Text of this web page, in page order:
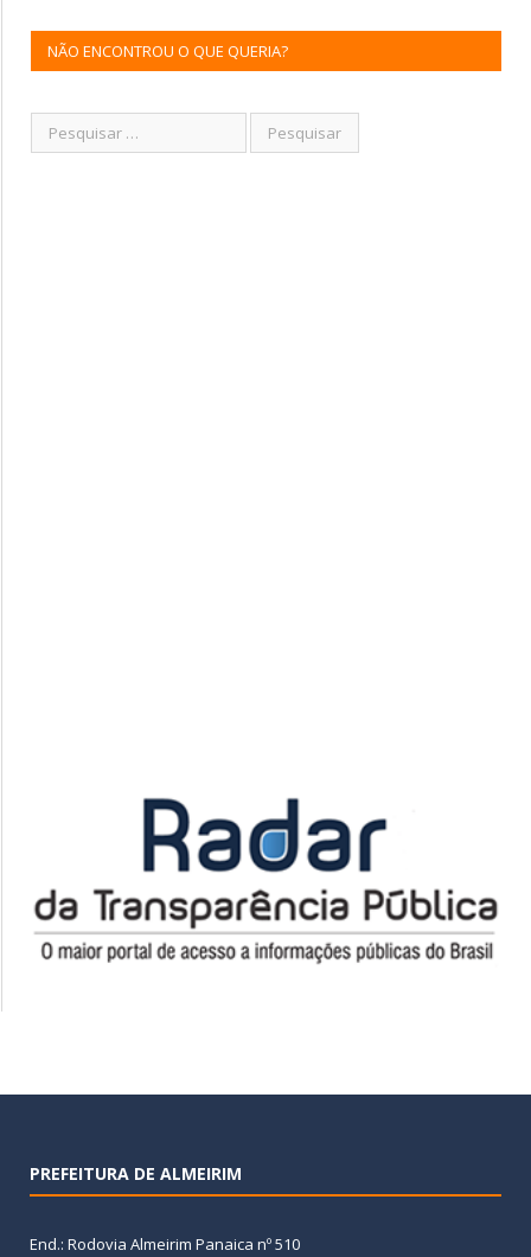
NÃO ENCONTROU O QUE QUERIA?
PREFEITURA DE ALMEIRIM
End.: Rodovia Almeirim Panaica nº 510